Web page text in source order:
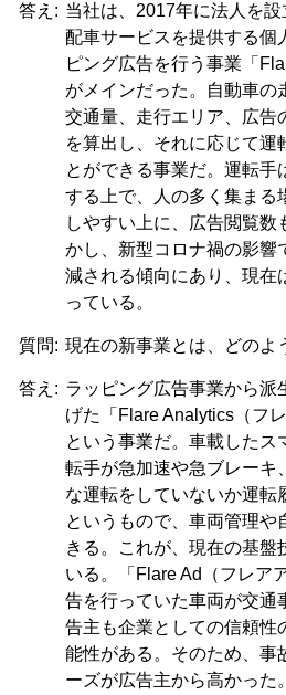
答え: 当社は、2017年に法人を設
配車サービスを提供する個
ピング広告を行う事業「
がメインだった。自動車の
交通量、走行エリア、広告
を算出し、それに応じて運
とができる事業だ。運転手
する上で、人の多く集まる
しやすい上に、広告閲覧数
かし、新型コロナ禍の影響
減される傾向にあり、現在
っている。
質問: 現在の新事業とは、どのよ
答え: ラッピング広告事業から派
げた「Flare Analytics（フ
という事業だ。車載したス
転手が急加速や急ブレーキ
な運転をしていないか運転
というもので、車両管理や
きる。これが、現在の基盤
いる。「Flare Ad（フレア
告を行っていた車両が交通
告主も企業としての信頼性
能性がある。そのため、事
ーズが広告主から高かった